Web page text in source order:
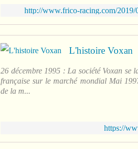
http://www.frico-racing.com/2019/
L'histoire Voxan
26 décembre 1995 : La société Voxan se
française sur le marché mondial Mai
de la m...
https://